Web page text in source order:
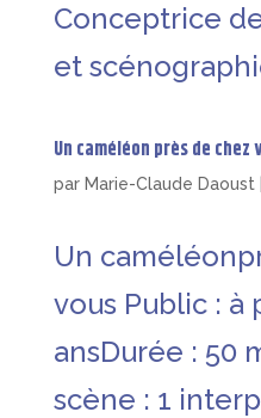
Conceptrice
et
Un caméléon près de chez
par Marie-Claude Daoust
Un
vous Public : à
ansDurée : 50
scène : 1